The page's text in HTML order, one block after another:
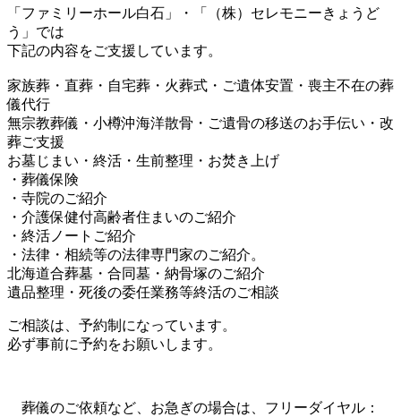
「ファミリーホール白石」・「（株）セレモニーきょうど
う」では
下記の内容をご支援しています。
家族葬・直葬・自宅葬・火葬式・ご遺体安置・喪主不在の葬
儀代行
無宗教葬儀・小樽沖海洋散骨・ご遺骨の移送のお手伝い・改
葬ご支援
お墓じまい・終活・生前整理・お焚き上げ
・葬儀保険
・寺院のご紹介
・介護保健付高齢者住まいのご紹介
・終活ノートご紹介
・法律・相続等の法律専門家のご紹介。
北海道合葬墓・合同墓・納骨塚のご紹介
遺品整理・死後の委任業務等終活のご相談
ご相談は、予約制になっています。
必ず事前に予約をお願いします。
葬儀のご依頼など、お急ぎの場合は、フリーダイヤル：